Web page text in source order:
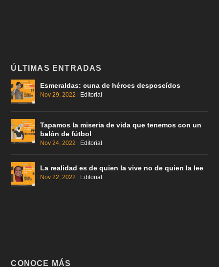
ÚLTIMAS ENTRADAS
Esmeraldas: cuna de héroes desposeídos
Nov 29, 2022 | Editorial
Tapamos la miseria de vida que tenemos con un
balón de fútbol
Nov 24, 2022 | Editorial
La realidad es de quien la vive no de quien la lee
Nov 22, 2022 | Editorial
CONOCE MÁS